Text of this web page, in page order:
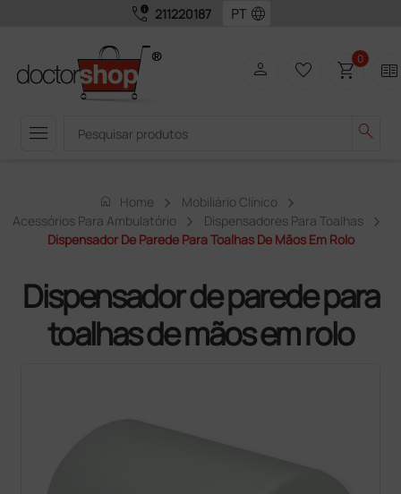
call_quality 211220187 language
menu search
person favorite_border shopping_cart0 two_pager
home Home
Mobiliário Clínico
Acessórios Para Ambulatório
Dispensadores Para Toalhas
Dispensador De Parede Para Toalhas De Mãos Em Rolo
Dispensador de parede para
toalhas de mãos em rolo